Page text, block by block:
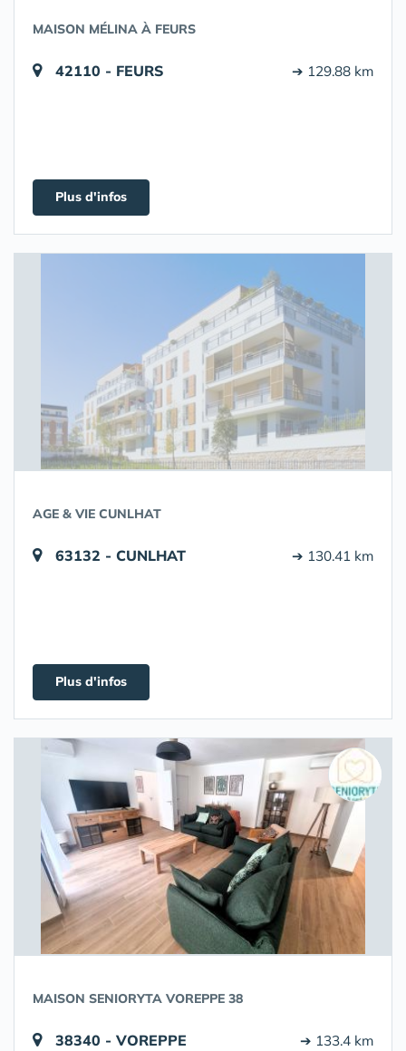
MAISON MÉLINA À FEURS
42110 - FEURS ➔ 129.88 km
Plus d'infos
AGE & VIE CUNLHAT
63132 - CUNLHAT ➔ 130.41 km
Plus d'infos
MAISON SENIORYTA VOREPPE 38
38340 - VOREPPE ➔ 133.4 km